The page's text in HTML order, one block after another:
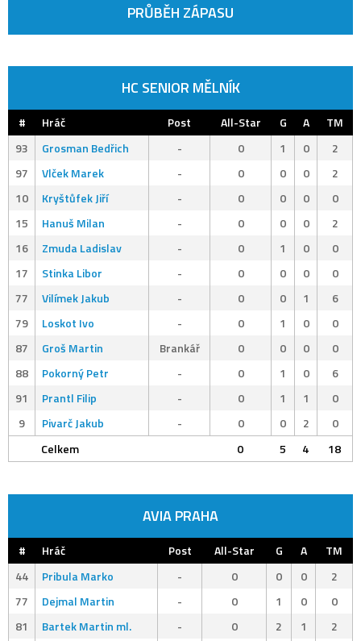
PRŮBĚH ZÁPASU
HC SENIOR MĚLNÍK
# Hráč Post All-Star G A
TM
93
Grosman Bedřich - 0 1 0
2
97
Vlček Marek - 0 0 0
2
10
Kryštůfek Jiří - 0 0 0
0
15
Hanuš Milan - 0 0 0
2
16
Zmuda Ladislav - 0 1 0
0
17
Stinka Libor - 0 0 0
0
77
Vilímek Jakub - 0 0 1
6
79
Loskot Ivo - 0 1 0
0
87
Groš Martin Brankář 0 0 0
0
88
Pokorný Petr - 0 1 0
6
91
Prantl Filip - 0 1 1
0
9
Pivarč Jakub - 0 0 2
0
Celkem
0 5 4 18
AVIA PRAHA
# Hráč Post All-Star G A
TM
44
Pribula Marko - 0 0 0
2
77
Dejmal Martin - 0 1 0
0
81
Bartek Martin ml. - 0 2 1 2